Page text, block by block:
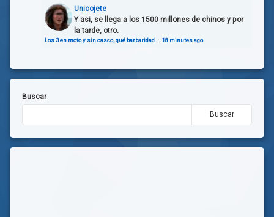
Unicojete
Y asi, se llega a los 1500 millones de chinos y por
la tarde, otro.
Los 3 en moto y sin casco, qué barbaridad. · 18 minutes ago
Buscar
Buscar